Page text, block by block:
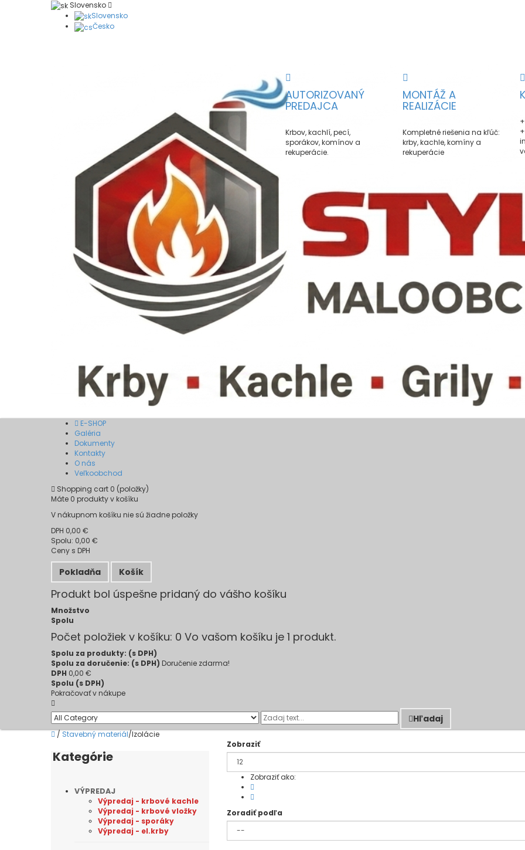
Slovensko
Slovensko
Česko
AUTORIZOVANÝ
PREDAJCA
Krbov, kachlí, pecí,
sporákov, komínov a
rekuperácie.
MONTÁŽ A
REALIZÁCIE
Kompletné riešenia na kľúč:
krby, kachle, komíny a
rekuperácie
E-SHOP
Galéria
Dokumenty
Kontakty
O nás
Veľkoobchod
Shopping cart 0 (položky)
Máte 0 produkty v košíku
V nákupnom košíku nie sú žiadne položky
DPH 0,00 €
Spolu: 0,00 €
Ceny s DPH
Pokladňa Košík
Produkt bol úspešne pridaný do vášho košíku
Množstvo
Spolu
Počet položiek v košíku: 0 Vo vašom košíku je 1 produkt.
Spolu za produkty: (s DPH)
Spolu za doručenie: (s DPH) Doručenie zdarma!
DPH 0,00 €
Spolu (s DPH)
Pokračovať v nákupe
Hľadaj
/ Stavebný materiál/Izolácie
Kategórie
VÝPREDAJ
Výpredaj - krbové kachle
Výpredaj - krbové vložky
Výpredaj - sporáky
Výpredaj - el.krby
Zobraziť
Zobraziť ako:
Zoradiť podľa